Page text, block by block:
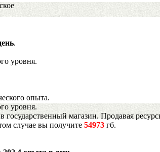
.
уровня.
опыта.
уровня.
магазин. Продавая
случае вы получите 54973 гб.